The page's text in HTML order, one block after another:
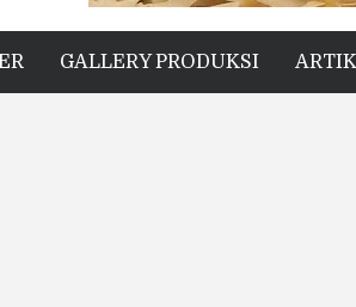
GALLERY PRODUKSI